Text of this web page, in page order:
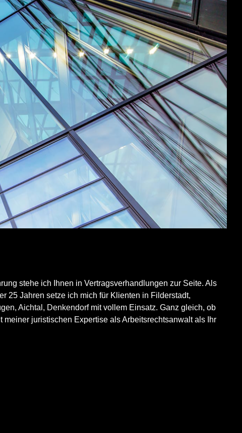
stehe ich Ihnen in Vertragsverhandlungen zur Seite. Als
25 Jahren setze ich mich für Klienten in Filderstadt,
, Aichtal , Denkendorfmit vollem Einsatz. Ganz gleich, ob
juristischen Expertise als Arbeitsrechtsanwalt als Ihr